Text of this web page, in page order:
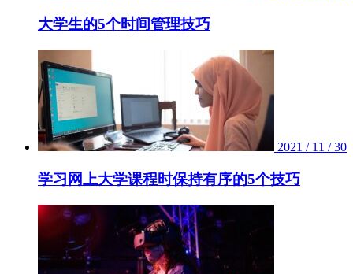
大学生的5个时间管理技巧
2021 / 11 / 30
学习网上大学课程时保持有序的5个技巧